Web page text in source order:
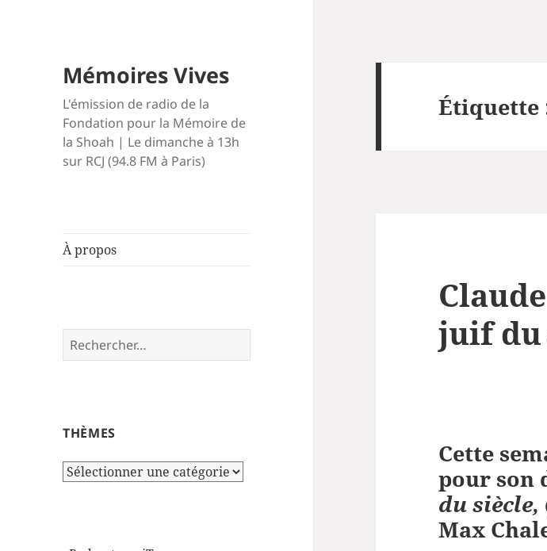
Mémoires Vives
L'émission de radio de la
Fondation pour la Mémoire de
la Shoah | Le dimanche à 13h
sur RCJ (94.8 FM à Paris)
À propos
Rechercher :
THÈMES
Thèmes
Étiquette
juif du
Cette
pour son
du siècle,
Max